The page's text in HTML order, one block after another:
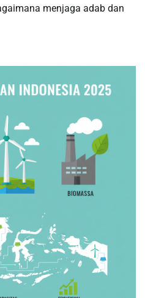
menjaga adab dan